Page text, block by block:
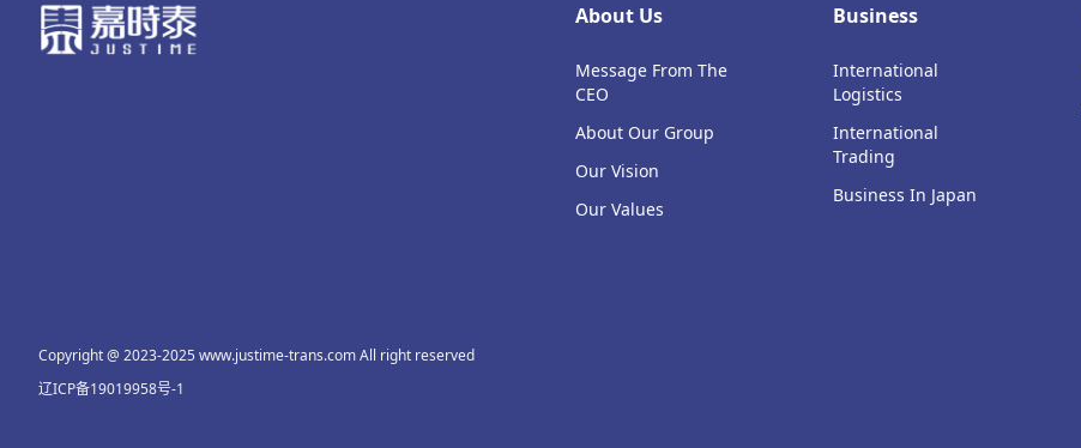
About Us
Message From The
CEO
About Our Group
Our Vision
Our Values
Business
International
Logistics
International
Trading
Business In Japan
Copyright @ 2023-2025 www.justime-trans.com All right reserved
辽ICP备19019958号-1